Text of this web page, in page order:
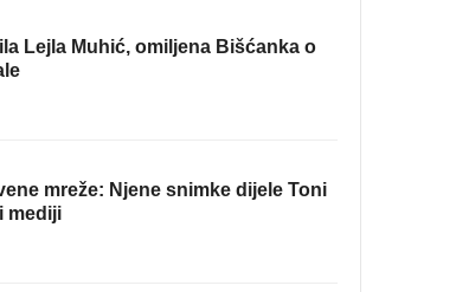
Lejla Muhić, omiljena Bišćanka o
mreže: Njene snimke dijele Toni
mediji